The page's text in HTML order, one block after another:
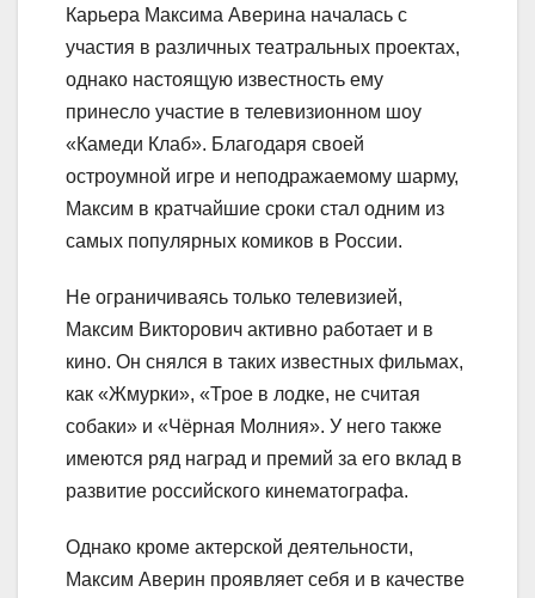
Карьера Максима Аверина началась с
участия в различных театральных проектах,
однако настоящую известность ему
принесло участие в телевизионном шоу
«Камеди Клаб». Благодаря своей
остроумной игре и неподражаемому шарму,
Максим в кратчайшие сроки стал одним из
самых популярных комиков в России.
Не ограничиваясь только телевизией,
Максим Викторович активно работает и в
кино. Он снялся в таких известных фильмах,
как «Жмурки», «Трое в лодке, не считая
собаки» и «Чёрная Молния». У него также
имеются ряд наград и премий за его вклад в
развитие российского кинематографа.
Однако кроме актерской деятельности,
Максим Аверин проявляет себя и в качестве